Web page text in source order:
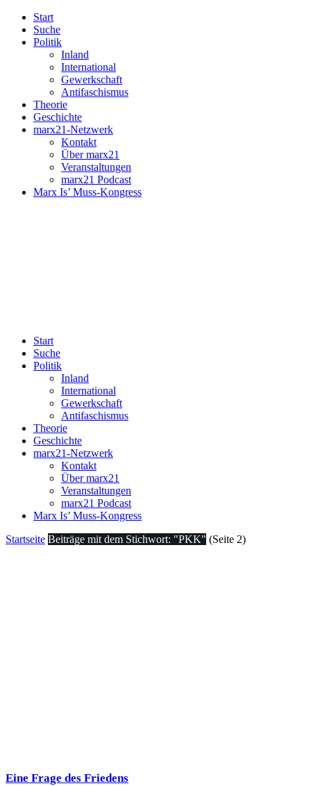
Start
Suche
Politik
Inland
International
Gewerkschaft
Antifaschismus
Theorie
Geschichte
marx21-Netzwerk
Kontakt
Über marx21
Veranstaltungen
marx21 Podcast
Marx Is’ Muss-Kongress
Start
Suche
Politik
Inland
International
Gewerkschaft
Antifaschismus
Theorie
Geschichte
marx21-Netzwerk
Kontakt
Über marx21
Veranstaltungen
marx21 Podcast
Marx Is’ Muss-Kongress
Startseite Beiträge mit dem Stichwort: "PKK" (Seite 2)
Eine Frage des Friedens